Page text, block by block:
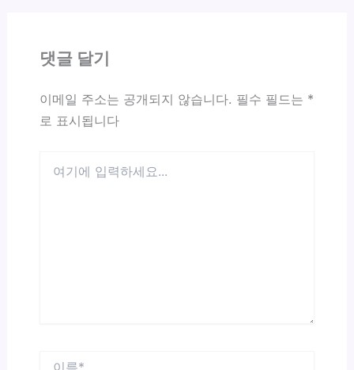
댓글 달기
이메일 주소는 공개되지 않습니다. 필수 필드는 *
로 표시됩니다